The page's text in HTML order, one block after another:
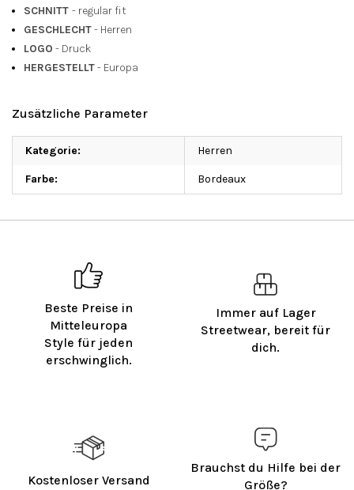
Beste Preise in
Mitteleuropa
Style für jeden
erschwinglich.
Immer auf Lager
Streetwear, bereit für
dich.
Kostenloser Versand
Brauchst du Hilfe bei der
Größe?
SCHNITT - regular fit
GESCHLECHT- Herren
LOGO - Druck
HERGESTELLT- Europa
Zusätzliche Parameter
Kategorie: Herren
Farbe: Bordeaux